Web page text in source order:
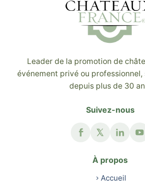
Leader de la promotion de
événement privé ou
depuis plus de 30
Suivez-nous
À propos
Accueil